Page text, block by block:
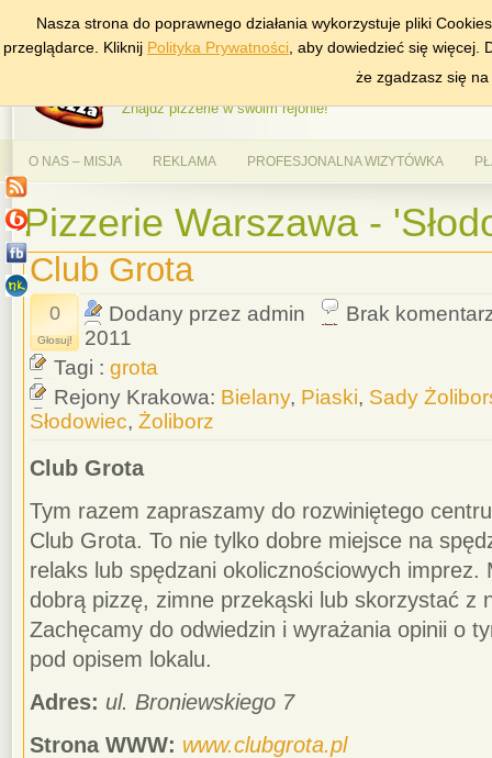
DODAJ NAS DO ULUBIONYCH ZNAJDŹ
AlePizza.com –
Znajdź pizzerie w swoim rejonie!
O NAS – MISJA REKLAMA PROFESJONALNA WIZYTÓWKA
Pizzerie Warszawa -
Club Grota
0
Głosuj!
Dodany przez admin
Brak
2011
Tagi : grota
Rejony Krakowa: Bielany, Piaski, Sady
Słodowiec, Żoliborz
Club Grota
Tym razem zapraszamy do rozwiniętego
Club Grota. To nie tylko dobre miejsce na
relaks lub spędzani okolicznościowych imprez.
dobrą pizzę, zimne przekąski lub skorzystać z
Zachęcamy do odwiedzin i wyrażania opinii o
pod opisem lokalu.
Adres: ul. Broniewskiego 7
Strona WWW: www.clubgrota.pl
Nasza strona do poprawnego działania wykorzystuje pliki
przeglądarce. Kliknij Polityka Prywatności , aby dowiedzieć się
że zgadzasz się